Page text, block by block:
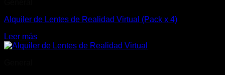
Alquiler de Lentes de Realidad Virtual (Pack x 4)
Leer más